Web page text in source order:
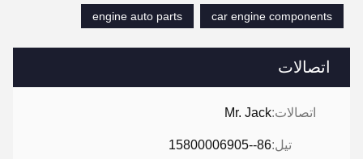
اتصالات
اتصالات:Mr. Jack
تيل:86--15800006905
car engine components
engine auto parts